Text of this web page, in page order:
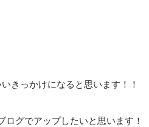
きっかけになると思います！！
ログでアップしたいと思います！